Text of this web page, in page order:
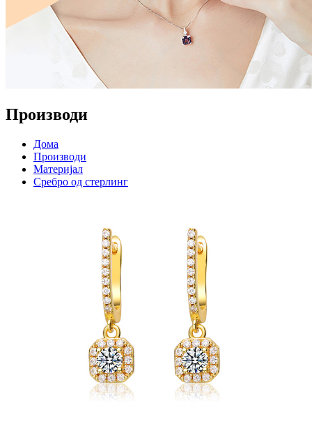
Производи
Дома
Производи
Материјал
Сребро од стерлинг